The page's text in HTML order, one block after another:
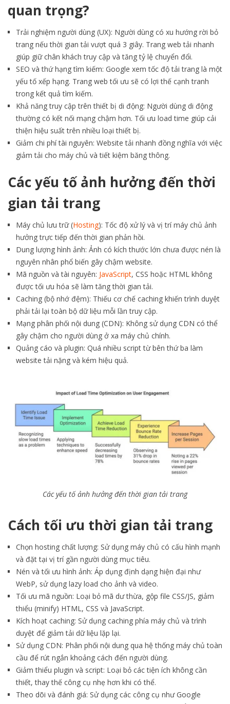
quan trọng?
Trải nghiệm người dùng (UX): Người dùng có xu hướng rời bỏ
trang nếu thời gian tải vượt quá 3 giây. Trang web tải nhanh
giúp giữ chân khách truy cập và tăng tỷ lệ chuyển đổi.
SEO và thứ hạng tìm kiếm: Google xem tốc độ tải trang là một
yếu tố xếp hạng. Trang web tối ưu sẽ có lợi thế cạnh tranh
trong kết quả tìm kiếm.
Khả năng truy cập trên thiết bị di động: Người dùng di động
thường có kết nối mạng chậm hơn. Tối ưu load time giúp cải
thiện hiệu suất trên nhiều loại thiết bị.
Giảm chi phí tài nguyên: Website tải nhanh đồng nghĩa với việc
giảm tải cho máy chủ và tiết kiệm băng thông.
Các yếu tố ảnh hưởng đến thời
gian tải trang
Máy chủ lưu trữ (Hosting): Tốc độ xử lý và vị trí máy chủ ảnh
hưởng trực tiếp đến thời gian phản hồi.
Dung lượng hình ảnh: Ảnh có kích thước lớn chưa được nén là
nguyên nhân phổ biến gây chậm website.
Mã nguồn và tài nguyên: JavaScript, CSS hoặc HTML không
được tối ưu hóa sẽ làm tăng thời gian tải.
Caching (bộ nhớ đệm): Thiếu cơ chế caching khiến trình duyệt
phải tải lại toàn bộ dữ liệu mỗi lần truy cập.
Mạng phân phối nội dung (CDN): Không sử dụng CDN có thể
gây chậm cho người dùng ở xa máy chủ chính.
Quảng cáo và plugin: Quá nhiều script từ bên thứ ba làm
website tải nặng và kém hiệu quả.
Các yếu tố ảnh hưởng đến thời gian tải trang
Cách tối ưu thời gian tải trang
Chọn hosting chất lượng: Sử dụng máy chủ có cấu hình mạnh
và đặt tại vị trí gần người dùng mục tiêu.
Nén và tối ưu hình ảnh: Áp dụng định dạng hiện đại như
WebP, sử dụng lazy load cho ảnh và video.
Tối ưu mã nguồn: Loại bỏ mã dư thừa, gộp file CSS/JS, giảm
thiểu (minify) HTML, CSS và JavaScript.
Kích hoạt caching: Sử dụng caching phía máy chủ và trình
duyệt để giảm tải dữ liệu lặp lại.
Sử dụng CDN: Phân phối nội dung qua hệ thống máy chủ toàn
cầu để rút ngắn khoảng cách đến người dùng.
Giảm thiểu plugin và script: Loại bỏ các tiện ích không cần
thiết, thay thế công cụ nhẹ hơn khi có thể.
Theo dõi và đánh giá: Sử dụng các công cụ như Google